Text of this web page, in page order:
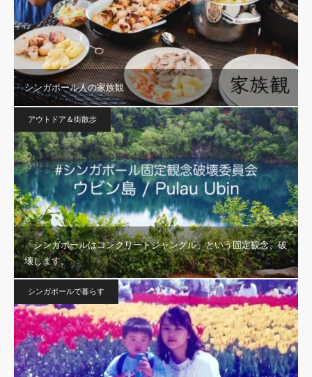
シンガポール人の家族観
アウトドア＆街散歩
「シンガポールはコンクリートジャングル」という固定観念、破
壊します。
シンガポールで暮らす